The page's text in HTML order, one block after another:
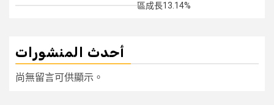
區成長13.14%
أحدث المنشورات
尚無留言可供顯示。